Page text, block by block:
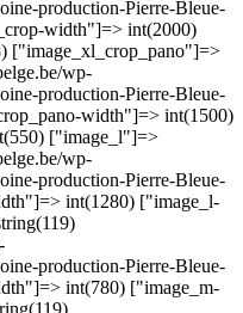
production-Pierre-Bleue-
width"]=> int(2000)
["image_xl_crop_pano"]=>
wp-
production-Pierre-Bleue-
width"]=> int(1500)
["image_l"]=>
wp-
production-Pierre-Bleue-
int(1280) ["image_l-
production-Pierre-Bleue-
int(780) ["image_m-